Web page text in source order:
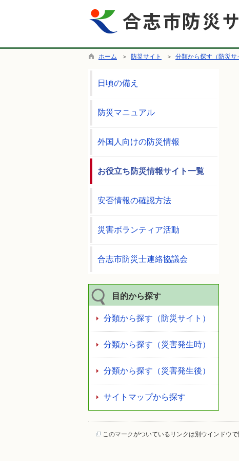
ホーム ＞ 防災サイト ＞ 分類から探す（防災サ
日頃の備え
防災マニュアル
外国人向けの防災情報
お役立ち防災情報サイト一覧
安否情報の確認方法
災害ボランティア活動
合志市防災士連絡協議会
目的から探す
分類から探す（防災サイト）
分類から探す（災害発生時）
分類から探す（災害発生後）
サイトマップから探す
このマークがついているリンクは別ウインドウ